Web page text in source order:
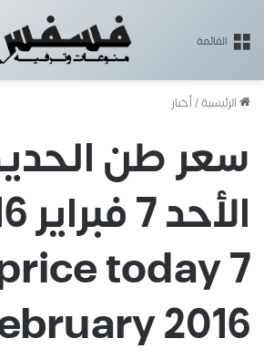
القائمة
الرئيسية/أخبار
سعر طن
today 7
2016